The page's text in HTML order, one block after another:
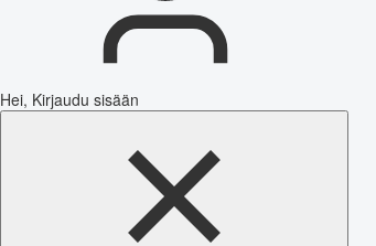
Hei, Kirjaudu sisään